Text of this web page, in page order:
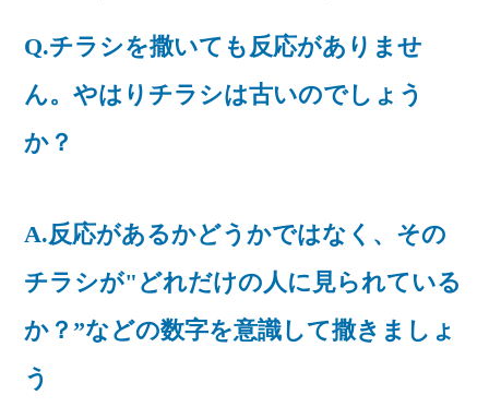
Q.チラシを撒いても反応がありませ
ん。やはりチラシは古いのでしょう
か？
A.反応があるかどうかではなく、その
チラシが"どれだけの人に見られている
か？”などの数字を意識して撒きましょ
う